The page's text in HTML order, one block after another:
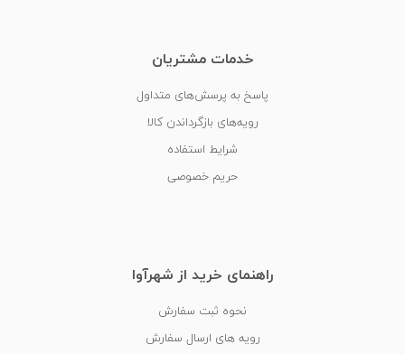
خدمات مشتریان
پاسخ به پرسش‌های متداول
رویه‌های بازگرداندن کالا
شرایط استفاده
حریم خصوصی
راهنمای خرید از شهرآوا
نحوه ثبت سفارش
رویه های ارسال سفارش